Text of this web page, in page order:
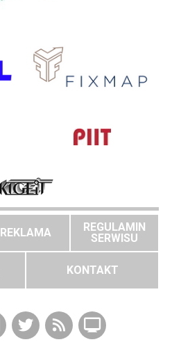
REKLAMA
REGULAMIN
SERWISU
KONTAKT